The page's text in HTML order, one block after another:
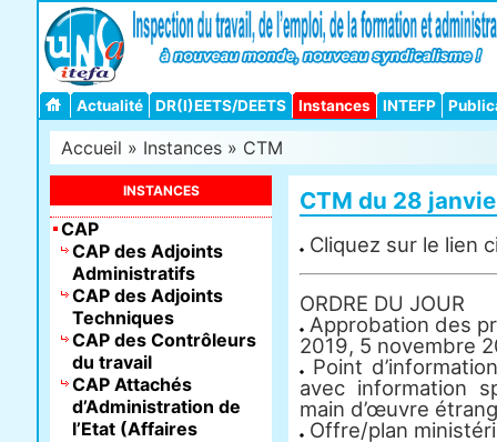
Actualité DR(I)EETS/DEETS Instances INTEFP
Accueil » Instances » CTM
CTM du 28
Cliquez sur le lien
ORDRE DU JOUR
Approbation des
2019, 5 novembre
Point
avec information
main d’œuvre
Offre/plan
INSTANCES
CAP
CAP des Adjoints
Administratifs
CAP des Adjoints
Techniques
CAP des Contrôleurs
du travail
CAP Attachés
d’Administration de
l’Etat (Affaires